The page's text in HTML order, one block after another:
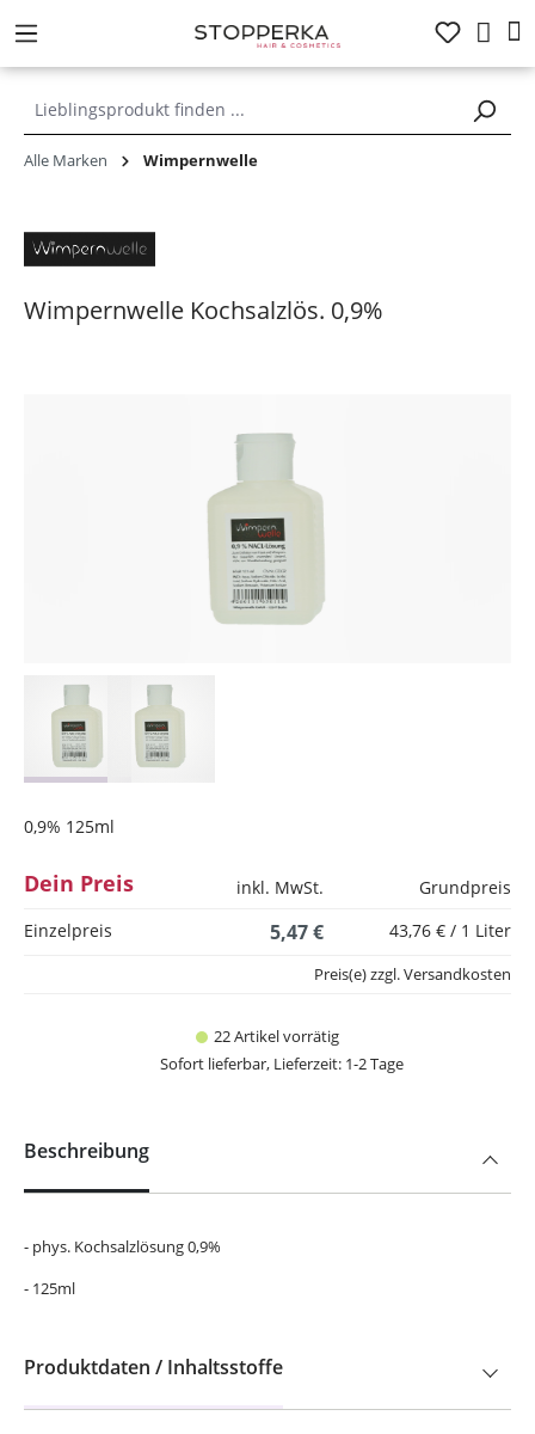
springen
Alle Marken Wimpernwelle
Wimpernwelle Kochsalzlös. 0,9%
0,9% 125ml
Dein Preis inkl. MwSt.
Grundpreis
Einzelpreis
5,47 € 43,76 € / 1 Liter
22 Artikel vorrätig
Sofort lieferbar, Lieferzeit: 1-2 Tage
Preis(e) zzgl. Versandkosten
Beschreibung
- phys. Kochsalzlösung 0,9%
- 125ml
Produktdaten / Inhaltsstoffe